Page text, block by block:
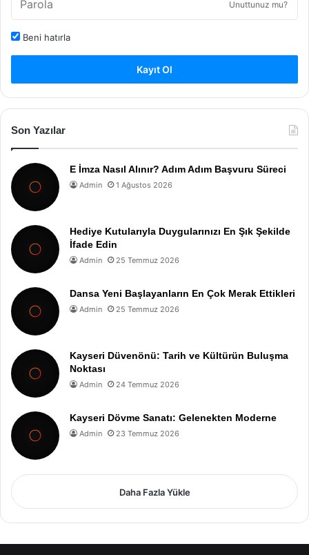
Unuttunuz mu?
Beni hatırla
Kayıt Ol
Son Yazılar
E İmza Nasıl Alınır? Adım Adım Başvuru Süreci
Admin 1 Ağustos 2026
Hediye Kutularıyla Duygularınızı En Şık Şekilde
İfade Edin
Admin 25 Temmuz 2026
Dansa Yeni Başlayanların En Çok Merak Ettikleri
Admin 25 Temmuz 2026
Kayseri Düvenönü: Tarih ve Kültürün Buluşma
Noktası
Admin 24 Temmuz 2026
Kayseri Dövme Sanatı: Gelenekten Moderne
Admin 23 Temmuz 2026
Daha Fazla Yükle